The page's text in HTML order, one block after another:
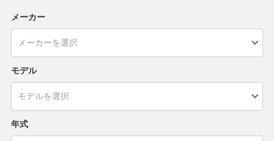
メーカー
モデル
年式